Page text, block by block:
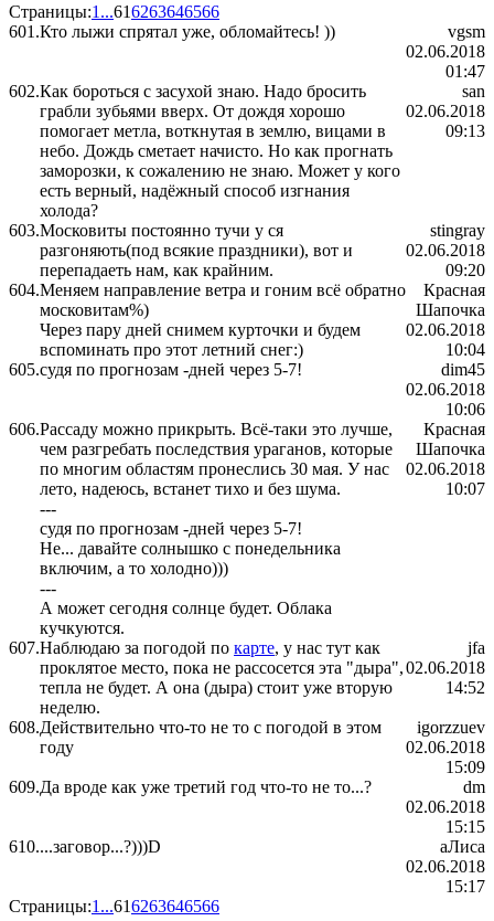
Страницы:1 ...616263646566
601.Кто лыжи спрятал уже, обломайтесь! ))
vgsm
02.06.2018
01:47
602.Как бороться с засухой знаю. Надо бросить
грабли зубьями вверх. От дождя хорошо
помогает метла, воткнутая в землю, вицами в
небо. Дождь сметает начисто. Но как прогнать
заморозки, к сожалению не знаю. Может у кого
есть верный, надёжный способ изгнания
холода?
san
02.06.2018
09:13
603.Московиты постоянно тучи у ся
разгоняють(под всякие праздники), вот и
перепадаеть нам, как крайним.
stingray
02.06.2018
09:20
604.Меняем направление ветра и гоним всё обратно
московитам%)
Через пару дней снимем курточки и будем
вспоминать про этот летний снег:)
Красная
Шапочка
02.06.2018
10:04
605.судя по прогнозам -дней через 5-7!
dim45
02.06.2018
10:06
606.Рассаду можно прикрыть. Всё-таки это лучше,
чем разгребать последствия ураганов, которые
по многим областям пронеслись 30 мая. У нас
лето, надеюсь, встанет тихо и без шума.
---
судя по прогнозам -дней через 5-7!
Не... давайте солнышко с понедельника
включим, а то холодно)))
---
А может сегодня солнце будет. Облака
кучкуются.
Красная
Шапочка
02.06.2018
10:07
607.Наблюдаю за погодой по карте, у нас тут как
проклятое место, пока не рассосется эта "дыра",
тепла не будет. А она (дыра) стоит уже вторую
неделю.
jfa
02.06.2018
14:52
608.Действительно что-то не то с погодой в этом
году
igorzzuev
02.06.2018
15:09
609.Да вроде как уже третий год что-то не то...?
dm
02.06.2018
15:15
610....заговор...?)))D
аЛиса
02.06.2018
15:17
Страницы:1 ...616263646566